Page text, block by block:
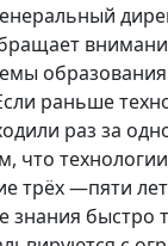
раньше
раз за
что
трёх —пяти
знания быстро